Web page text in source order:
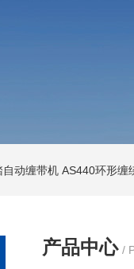
自动缠带机 AS440环形缠
产品中心 /